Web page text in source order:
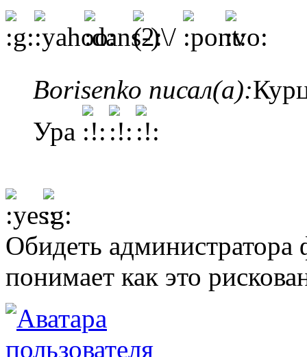
\/
Borisenko писал(а):
Ура
Обидеть
понимает как это